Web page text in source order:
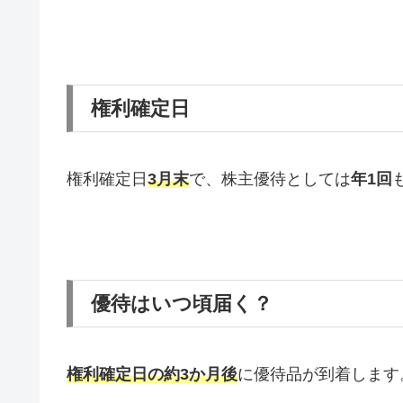
権利確定日
権利確定日3月末で、株主優待としては年1回
優待はいつ頃届く？
権利確定日の約3か月後に優待品が到着します